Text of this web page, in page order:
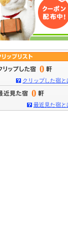
0
クリップした宿と
0
最近見た宿と